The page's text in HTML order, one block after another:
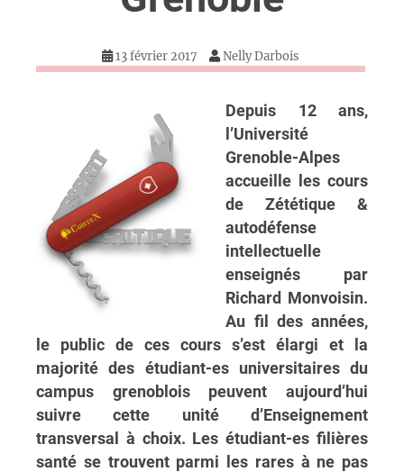
13 février 2017 Nelly Darbois
Depuis 12 ans,
l’Université
Grenoble-Alpes
accueille les cours
de Zététique &
autodéfense
intellectuelle
enseignés par
Richard Monvoisin.
Au fil des années,
le public de ces cours s’est élargi et la
majorité des étudiant-es universitaires du
campus grenoblois peuvent aujourd’hui
suivre cette unité d’Enseignement
transversal à choix. Les étudiant-es filières
santé se trouvent parmi les rares à ne pas